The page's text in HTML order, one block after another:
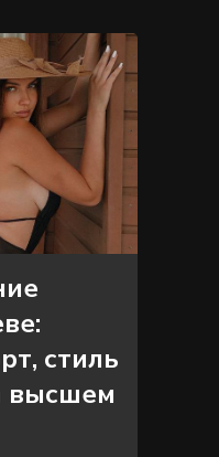
стиль
высшем